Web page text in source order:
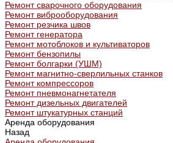
Ремонт сварочного оборудования
Ремонт виброоборудования
Ремонт резчика швов
Ремонт генератора
Ремонт мотоблоков и культиваторов
Ремонт бензопилы
Ремонт болгарки (УШМ)
Ремонт магнитно-сверлильных станков
Ремонт компрессоров
Ремонт пневмонагнетателя
Ремонт дизельных двигателей
Ремонт штукатурных станций
Аренда оборудования
Назад